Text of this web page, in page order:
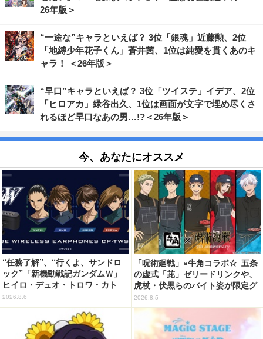
26年版＞
“一途な”キャラといえば？ 3位「銀魂」近藤勲、2位
「地縛少年花子くん」蒼井茜、1位は純愛を貫くあのキ
ャラ！ ＜26年版＞
“早口”キャラといえば？ 3位「ツイステ」イデア、2位
「ヒロアカ」緑谷出久、1位は画面が文字で埋め尽くさ
れるほど早口なあの男…!?＜26年版＞
今、あなたにオススメ
“任務了解”、“行くよ、サンドロ
ック”「新機動戦記ガンダムＷ」
ヒイロ・デュオ・トロワ・カト
ル・五飛の声がする…！ 新規録
り下ろしボイス搭載のワイヤレス
2026.8.6
「呪術廻戦」×牛角コラボ☆ 五条
の虚式「茈」ゼリードリンクや、
虎杖・伏黒らのバイト姿が限定グ
ッズに【8月26日～】
2026.8.5